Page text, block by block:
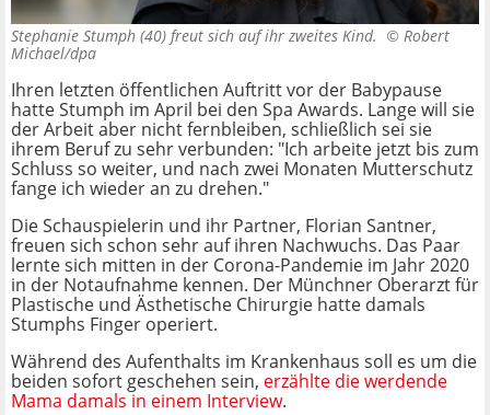
Stephanie Stumph (40) freut sich auf ihr zweites Kind. © Robert
Michael/dpa
Ihren letzten öffentlichen Auftritt vor der Babypause
hatte Stumph im April bei den Spa Awards. Lange will sie
der Arbeit aber nicht fernbleiben, schließlich sei sie
ihrem Beruf zu sehr verbunden: "Ich arbeite jetzt bis zum
Schluss so weiter, und nach zwei Monaten Mutterschutz
fange ich wieder an zu drehen."
Die Schauspielerin und ihr Partner, Florian Santner,
freuen sich schon sehr auf ihren Nachwuchs. Das Paar
lernte sich mitten in der Corona-Pandemie im Jahr 2020
in der Notaufnahme kennen. Der Münchner Oberarzt für
Plastische und Ästhetische Chirurgie hatte damals
Stumphs Finger operiert.
Während des Aufenthalts im Krankenhaus soll es um die
beiden sofort geschehen sein, erzählte die werdende
Mama damals in einem Interview.